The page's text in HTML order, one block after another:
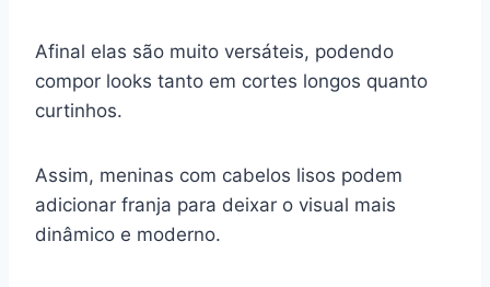
Afinal elas são muito versáteis, podendo
compor looks tanto em cortes longos quanto
curtinhos.
Assim, meninas com cabelos lisos podem
adicionar franja para deixar o visual mais
dinâmico e moderno.